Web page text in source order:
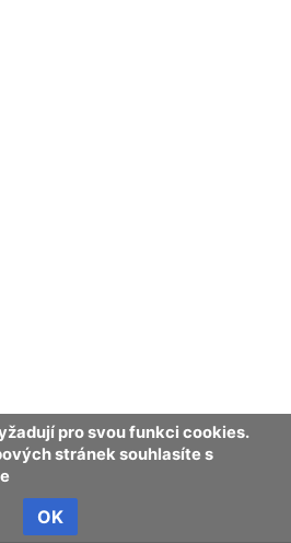
pro svou funkci cookies.
stránek souhlasíte s
OK